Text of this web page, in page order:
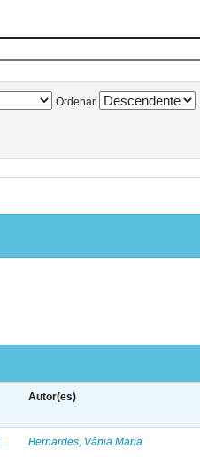
Ordenar
Autor(es)
Bernardes, Vânia Maria